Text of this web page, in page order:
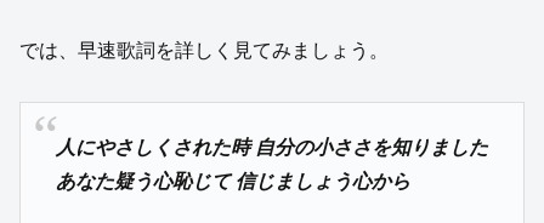
では、早速歌詞を詳しく見てみましょう。
人にやさしくされた時 自分の小ささを知りました
あなた疑う心恥じて 信じましょう心から